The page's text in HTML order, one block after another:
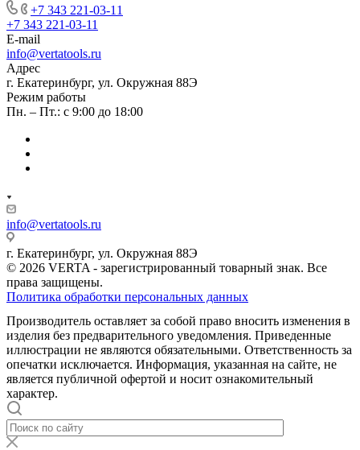
+7 343 221-03-11
+7 343 221-03-11
E-mail
info@vertatools.ru
Адрес
г. Екатеринбург, ул. Окружная 88Э
Режим работы
Пн. – Пт.: с 9:00 до 18:00
info@vertatools.ru
г. Екатеринбург, ул. Окружная 88Э
© 2026 VERTA - зарегистрированный товарный знак. Все
права защищены.
Политика обработки персональных данных
Производитель оставляет за собой право вносить изменения в
изделия без предварительного уведомления. Приведенные
иллюстрации не являются обязательными. Ответственность за
опечатки исключается. Информация, указанная на сайте, не
является публичной офертой и носит ознакомительный
характер.